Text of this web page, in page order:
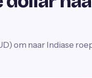
om naar Indiase